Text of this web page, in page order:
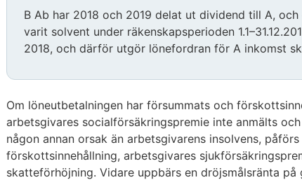
B Ab har 2018 och 2019 delat ut dividend till A,
varit solvent under räkenskapsperioden
2018, och därför utgör lönefordran för A inkomst
Om löneutbetalningen har försummats och
arbetsgivares socialförsäkringspremie inte anmälts
någon annan orsak än arbetsgivarens insolvens,
förskottsinnehållning, arbetsgivares
skatteförhöjning. Vidare uppbärs en dröjsmålsränta